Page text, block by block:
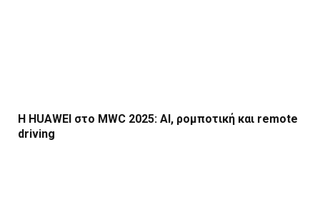
Η HUAWEI στο MWC 2025: AI, ρομποτική και remote
driving